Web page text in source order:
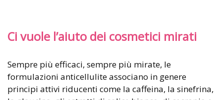
Ci vuole l’aiuto dei cosmetici mirati
Sempre più efficaci, sempre più mirate, le
formulazioni anticellulite associano in genere
principi attivi riducenti come la caffeina, la sinefrina,